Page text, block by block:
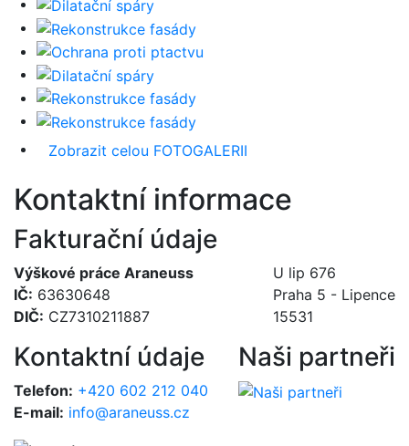
Zobrazit celou FOTOGALERII
Kontaktní informace
Fakturační údaje
Výškové práce Araneuss
IČ: 63630648
DIČ: CZ7310211887
U lip 676
Praha 5 - Lipence
15531
Kontaktní údaje
Telefon: +420 602 212 040
E-mail: info@araneuss.cz
Naši partneři